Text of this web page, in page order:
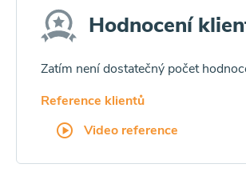
Hodnocení
Zatím není dostatečný počet
Reference klientů
Video reference